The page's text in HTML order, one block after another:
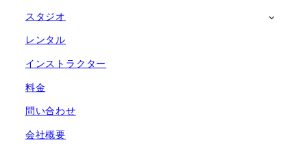
り
スタジオ
レンタル
インストラクター
料金
問い合わせ
会社概要